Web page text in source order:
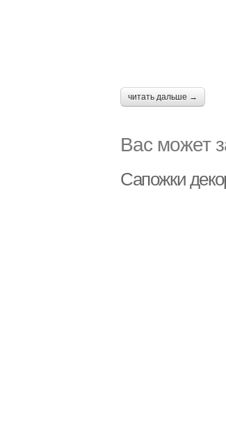
читать дальше →
Вас может
Сапожки